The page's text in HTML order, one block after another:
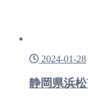
2024-01-28
静岡県浜